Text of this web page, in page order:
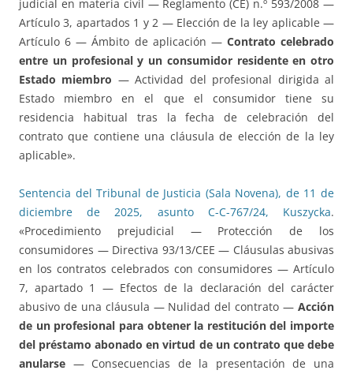
judicial en materia civil — Reglamento (CE) n.º 593/2008 —
Artículo 3, apartados 1 y 2 — Elección de la ley aplicable —
Artículo 6 — Ámbito de aplicación — Contrato celebrado
entre un profesional y un consumidor residente en otro
Estado miembro — Actividad del profesional dirigida al
Estado miembro en el que el consumidor tiene su
residencia habitual tras la fecha de celebración del
contrato que contiene una cláusula de elección de la ley
aplicable».
Sentencia del Tribunal de Justicia (Sala Novena), de 11 de
diciembre de 2025, asunto C-C-767/24, Kuszycka.
«Procedimiento prejudicial — Protección de los
consumidores — Directiva 93/13/CEE — Cláusulas abusivas
en los contratos celebrados con consumidores — Artículo
7, apartado 1 — Efectos de la declaración del carácter
abusivo de una cláusula — Nulidad del contrato — Acción
de un profesional para obtener la restitución del importe
del préstamo abonado en virtud de un contrato que debe
anularse — Consecuencias de la presentación de una